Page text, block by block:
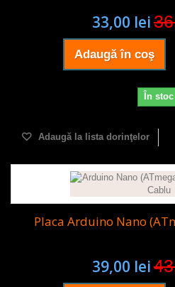
33,00 lei
Adaugă în coş
În stoc
Adaugă la lista dorinţelor
Placa Arduino Nano
39,00 lei